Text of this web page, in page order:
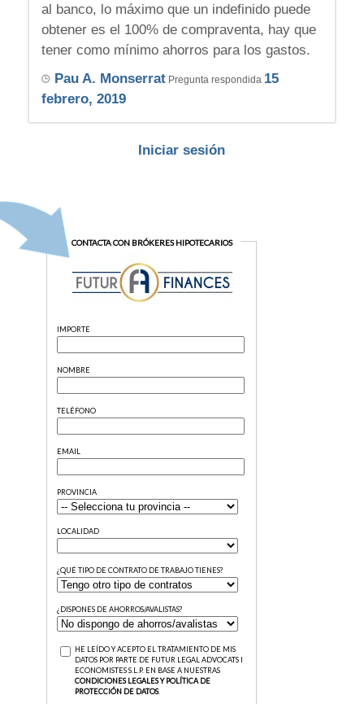
al banco, lo máximo que un indefinido puede
obtener es el 100% de compraventa, hay que
tener como mínimo ahorros para los gastos.
Pau A. MonserratPregunta respondida 15
febrero, 2019
Iniciar sesión